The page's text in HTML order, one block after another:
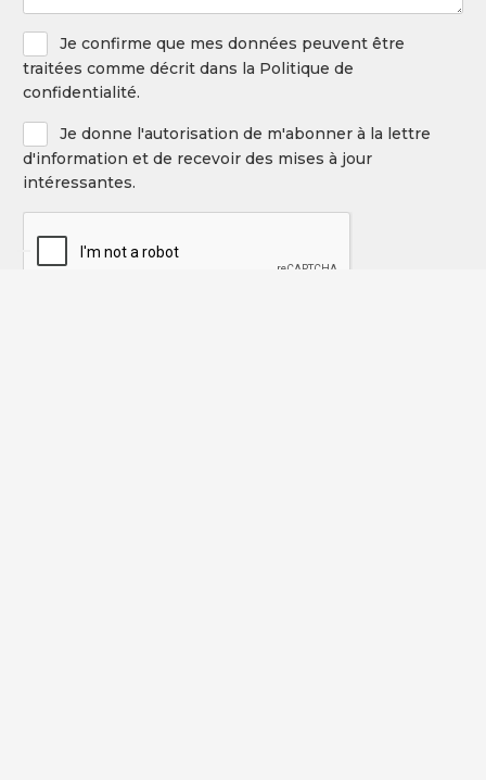
Privacy
Policy
Je confirme que mes données peuvent être
traitées comme décrit dans la Politique de
confidentialité.
Newsletter
Je donne l'autorisation de m'abonner à la lettre
d'information et de recevoir des mises à jour
intéressantes.